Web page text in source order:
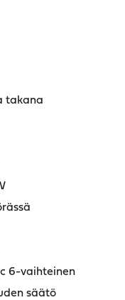
takana
6-vaihteinen
säätö